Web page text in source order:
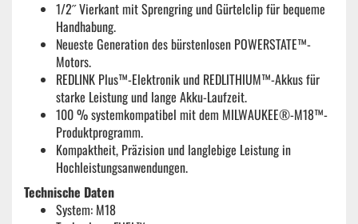
1/2˝ Vierkant mit Sprengring und Gürtelclip für bequeme
Handhabung.
Neueste Generation des bürstenlosen POWERSTATE™-
Motors.
REDLINK Plus™-Elektronik und REDLITHIUM™-Akkus für
starke Leistung und lange Akku-Laufzeit.
100 % systemkompatibel mit dem MILWAUKEE®-M18™-
Produktprogramm.
Kompaktheit, Präzision und langlebige Leistung in
Hochleistungsanwendungen.
Technische Daten
System: M18